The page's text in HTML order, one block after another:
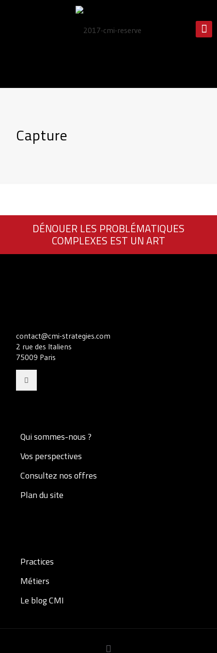
Capture
DÉNOUER LES PROBLÉMATIQUES
COMPLEXES EST UN ART
contact@cmi-strategies.com
2 rue des Italiens
75009 Paris
Qui sommes-nous ?
Vos perspectives
Consultez nos offres
Plan du site
Practices
Métiers
Le blog CMI